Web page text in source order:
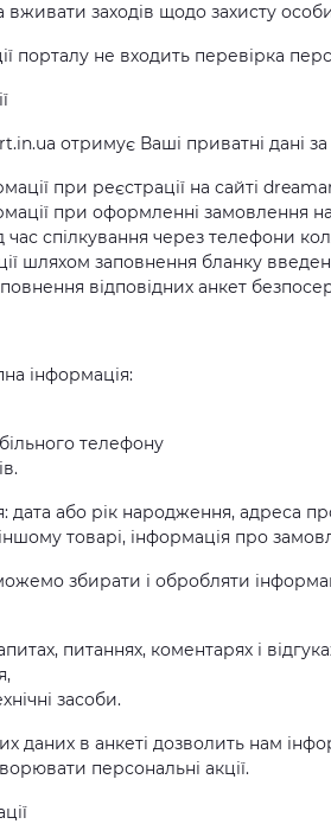
вживати заходів щодо захисту
порталу не входить перевірка
отримує Ваші приватні дані
при реєстрації на сайті
при оформленні замовлення
час спілкування через телефони
шляхом заповнення бланку
відповідних анкет
інформація:
телефону
дата або рік народження, адреса
товарі, інформація про
збирати і обробляти
питаннях, коментарях і
засоби.
даних в анкеті дозволить нам
персональні акції.